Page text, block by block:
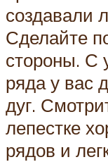
создавали
Сделайте
стороны. С
ряда у вас
дуг.
лепестке
рядов и